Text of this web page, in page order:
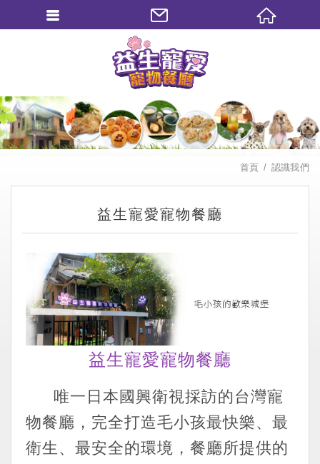
首頁 認識我們
益生寵愛寵物餐廳
益生寵愛寵物餐廳
唯一日本國興衛視採訪的台灣寵
物餐廳，完全打造毛小孩最快樂、最
衛生、最安全的環境，餐廳所提供的
繁體中文